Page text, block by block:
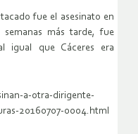
fue el asesinato en
semanas más tarde, fue
igual que Cáceres era
a-otra-dirigente-
20160707-0004.html